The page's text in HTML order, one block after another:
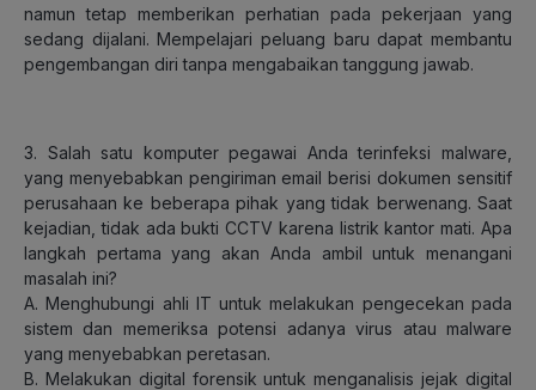
namun tetap memberikan perhatian pada pekerjaan yang
sedang dijalani. Mempelajari peluang baru dapat membantu
pengembangan diri tanpa mengabaikan tanggung jawab.
3. Salah satu komputer pegawai Anda terinfeksi malware,
yang menyebabkan pengiriman email berisi dokumen sensitif
perusahaan ke beberapa pihak yang tidak berwenang. Saat
kejadian, tidak ada bukti CCTV karena listrik kantor mati. Apa
langkah pertama yang akan Anda ambil untuk menangani
masalah ini?
A. Menghubungi ahli IT untuk melakukan pengecekan pada
sistem dan memeriksa potensi adanya virus atau malware
yang menyebabkan peretasan.
B. Melakukan digital forensik untuk menganalisis jejak digital